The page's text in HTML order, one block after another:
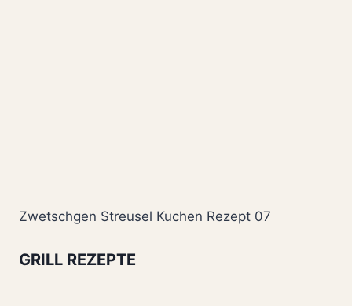
Zwetschgen Streusel Kuchen Rezept 07
GRILL REZEPTE